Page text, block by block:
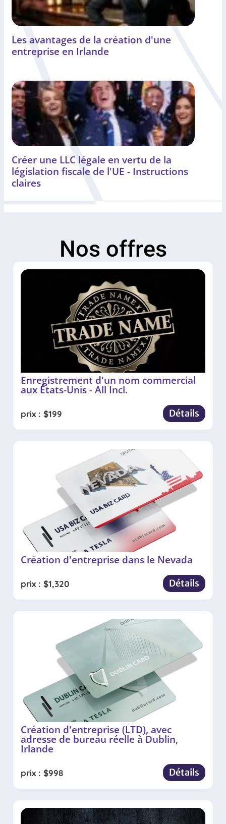
Les avantages de la création d'une
entreprise en Irlande
Créer une LLC légale en vertu de la
législation fiscale de l'UE - Instructions
claires
Nos offres
Enregistrement d'un nom commercial
aux États-Unis - All Incl.
prix : $199 Détails
Création d'entreprise dans le Nevada
prix : $1,320 Détails
Création d'entreprise (LTD), avec
adresse de bureau réelle à Dublin,
Irlande
prix : $998 Détails